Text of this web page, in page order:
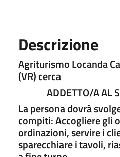
Descrizione
Agriturismo Locanda
(VR) cerca
ADDETTO/A AL
La persona dovrà
compiti: Accogliere gli
ordinazioni, servire i
sparecchiare i tavoli,